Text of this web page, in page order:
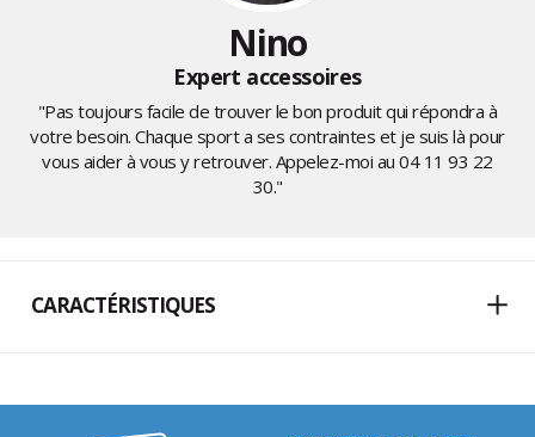
Nino
Expert accessoires
"Pas toujours facile de trouver le bon produit qui répondra à
votre besoin. Chaque sport a ses contraintes et je suis là pour
vous aider à vous y retrouver. Appelez-moi au04 11 93 22
30."
CARACTÉRISTIQUES